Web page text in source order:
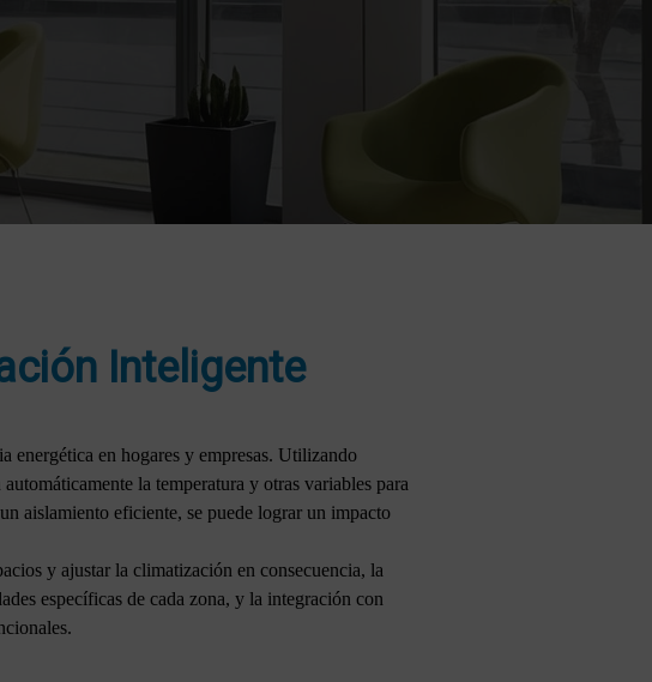
Inteligente
energética en hogares y empresas. Utilizando
la temperatura y otras variables para
aislamiento eficiente, se puede lograr un impacto
y ajustar la climatización en consecuencia, la
específicas de cada zona, y la integración con